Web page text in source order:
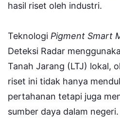
hasil riset oleh industri.
Teknologi Pigment Smart
Deteksi Radar
Tanah Jarang (LTJ) lokal,
riset ini tidak hanya
pertahanan tetapi juga
sumber daya dalam negeri.